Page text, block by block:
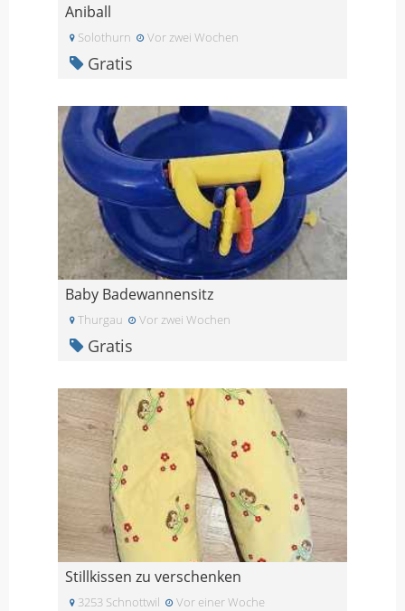
Aniball
Solothurn Vor zwei Wochen
Gratis
Baby Badewannensitz
Thurgau Vor zwei Wochen
Gratis
Stillkissen zu verschenken
3253 Schnottwil Vor einer Woche